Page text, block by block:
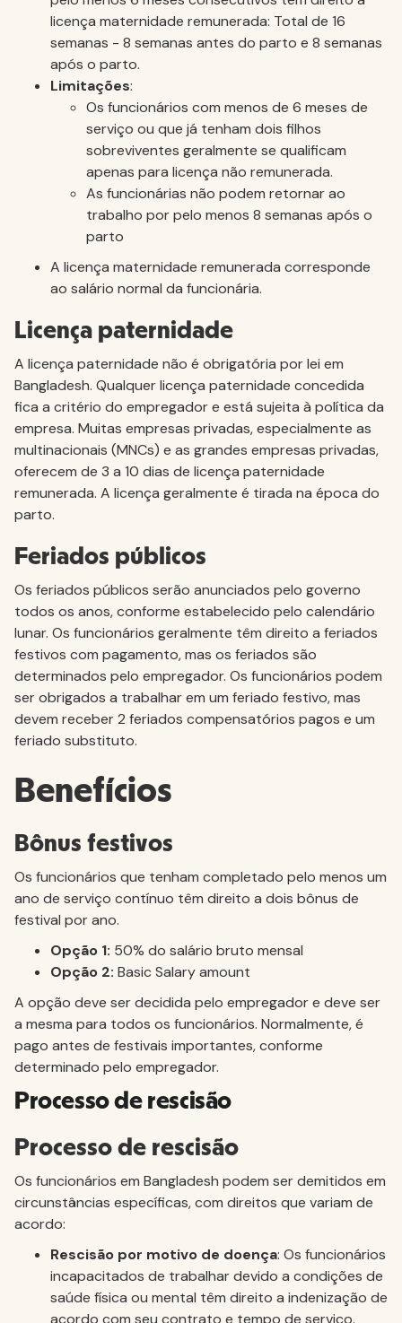
licença maternidade remunerada: Total de 16
semanas - 8 semanas antes do parto e 8 semanas
após o parto.
Limitações:
Os funcionários com menos de 6 meses de
serviço ou que já tenham dois filhos
sobreviventes geralmente se qualificam
apenas para licença não remunerada.
As funcionárias não podem retornar ao
trabalho por pelo menos 8 semanas após o
parto
A licença maternidade remunerada corresponde
ao salário normal da funcionária.
Licença paternidade
A licença paternidade não é obrigatória por lei em
Bangladesh. Qualquer licença paternidade concedida
fica a critério do empregador e está sujeita à política da
empresa. Muitas empresas privadas, especialmente as
multinacionais (MNCs) e as grandes empresas privadas,
oferecem de 3 a 10 dias de licença paternidade
remunerada. A licença geralmente é tirada na época do
parto.
Feriados públicos
Os feriados públicos serão anunciados pelo governo
todos os anos, conforme estabelecido pelo calendário
lunar. Os funcionários geralmente têm direito a feriados
festivos com pagamento, mas os feriados são
determinados pelo empregador. Os funcionários podem
ser obrigados a trabalhar em um feriado festivo, mas
devem receber 2 feriados compensatórios pagos e um
feriado substituto.
Benefícios
Bônus festivos
Os funcionários que tenham completado pelo menos um
ano de serviço contínuo têm direito a dois bônus de
festival por ano.
Opção 1: 50% do salário bruto mensal
Opção 2: Basic Salary amount
A opção deve ser decidida pelo empregador e deve ser
a mesma para todos os funcionários. Normalmente, é
pago antes de festivais importantes, conforme
determinado pelo empregador.
Processo de rescisão
Processo de rescisão
Os funcionários em Bangladesh podem ser demitidos em
circunstâncias específicas, com direitos que variam de
acordo:
Rescisão por motivo de doença: Os funcionários
incapacitados de trabalhar devido a condições de
saúde física ou mental têm direito a indenização de
acordo com seu contrato e tempo de serviço.